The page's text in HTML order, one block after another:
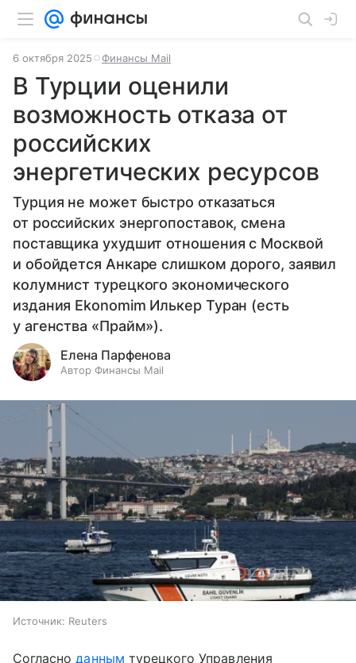
6 октября 2025 Финансы Mail
В Турции оценили
возможность отказа от
российских
энергетических ресурсов
Турция не может быстро отказаться
от российских энергопоставок, смена
поставщика ухудшит отношения с Москвой
и обойдется Анкаре слишком дорого, заявил
колумнист турецкого экономического
издания Ekonomim Илькер Туран (есть
у агенства «Прайм»).
Елена Парфенова
Автор Финансы Mail
Источник: Reuters
Согласноданным турецкого Управления